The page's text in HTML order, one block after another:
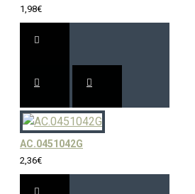
1,98€
AC.0451042G
2,36€